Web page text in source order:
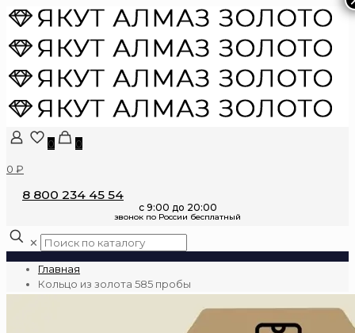
0
0
0 ₽
8 800 234 45 54
✕
Главная
Кольцо из золота 585 пробы